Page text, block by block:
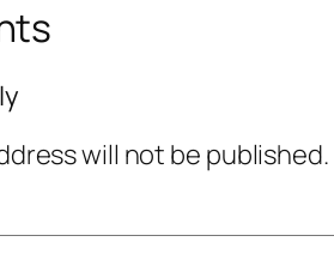
will not be published.